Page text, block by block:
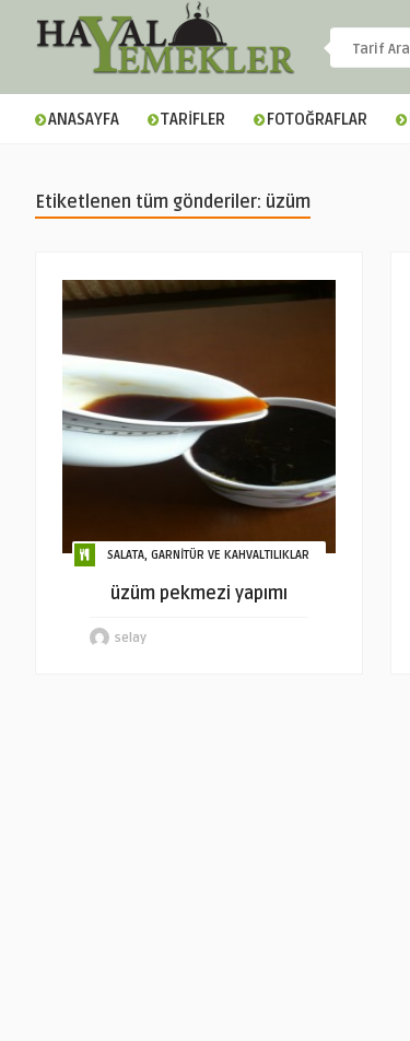
ANASAYFA TARİFLER FOTOĞRAFLAR
Etiketlenen tüm gönderiler: üzüm
SALATA, GARNİTÜR VE KAHVALTILIKLAR
üzüm pekmezi yapımı
selay